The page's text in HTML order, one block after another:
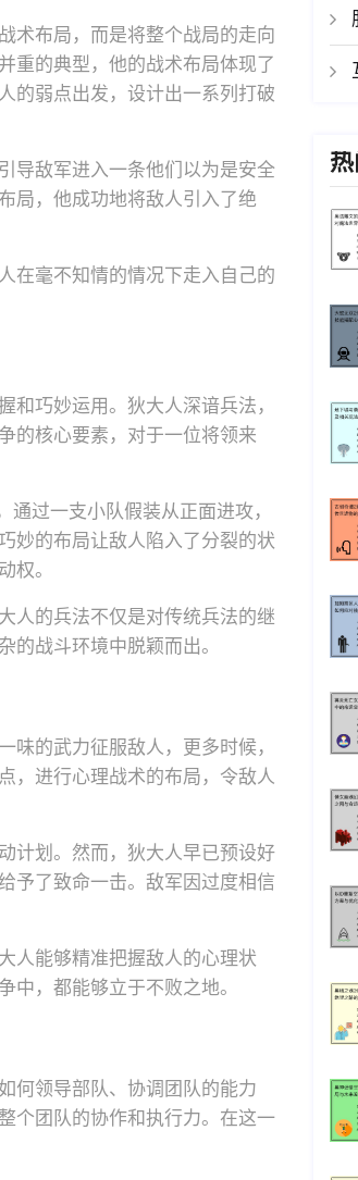
术布局，而是将整个战局的走向
重的典型，他的战术布局体现了
的弱点出发，设计出一系列打破
导敌军进入一条他们以为是安全
局，他成功地将敌人引入了绝
在毫不知情的情况下走入自己的
巧妙运用。狄大人深谙兵法，
的核心要素，对于一位将领来
过一支小队假装从正面进攻，
妙的布局让敌人陷入了分裂的状
权。
人的兵法不仅是对传统兵法的继
战斗环境中脱颖而出。
的武力征服敌人，更多时候，
，进行心理战术的布局，令敌人
计划。然而，狄大人早已预设好
予了致命一击。敌军因过度相信
人能够精准把握敌人的心理状
，都能够立于不败之地。
何领导部队、协调团队的能力
个团队的协作和执行力。在这一